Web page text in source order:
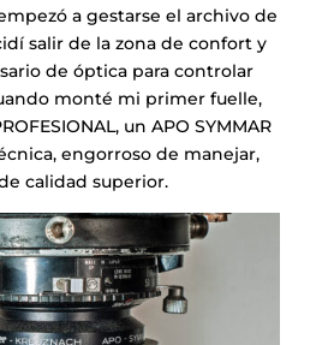
a gestarse el archivo de
salir de la zona de confort y
de óptica para controlar
monté mi primer fuelle,
un APO SYMMAR
engorroso de manejar,
calidad superior.